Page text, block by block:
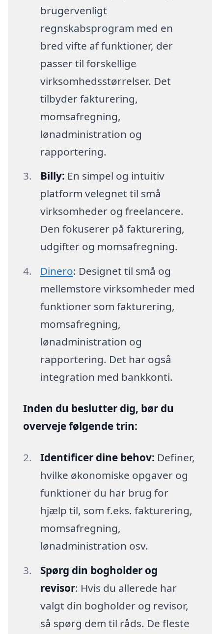
brugervenligt
regnskabsprogram med en
bred vifte af funktioner, der
passer til forskellige
virksomhedsstørrelser. Det
tilbyder fakturering,
momsafregning,
lønadministration og
rapportering.
Billy: En simpel og intuitiv
platform velegnet til små
virksomheder og freelancere.
Den fokuserer på fakturering,
udgifter og momsafregning.
Dinero: Designet til små og
mellemstore virksomheder med
funktioner som fakturering,
momsafregning,
lønadministration og
rapportering. Det har også
integration med bankkonti.
Inden du beslutter dig, bør du
overveje følgende trin:
Identificer dine behov: Definer,
hvilke økonomiske opgaver og
funktioner du har brug for
hjælp til, som f.eks. fakturering,
momsafregning,
lønadministration osv.
Spørg din bogholder og
revisor: Hvis du allerede har
valgt din bogholder og revisor,
så spørg dem til råds. De fleste